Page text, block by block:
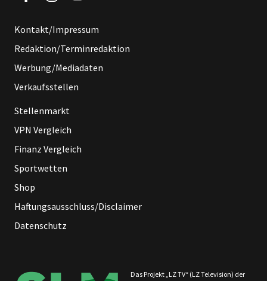
Kontakt/Impressum
Redaktion/Terminredaktion
Werbung/Mediadaten
Verkaufsstellen
Stellenmarkt
VPN Vergleich
Finanz Vergleich
Sportwetten
Shop
Haftungsausschluss/Disclaimer
Datenschutz
Das Projekt „LZ TV“ (LZ Television) der